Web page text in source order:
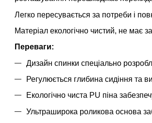
Легко пересувається за потреби і
Матеріал екологічно чистий, не має
Переваги:
Дизайн спинки спеціально
Регулюється глибина сидіння та
Екологічно чиста PU піна
Ультраширока роликова основа